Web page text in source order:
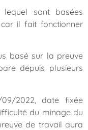
sont basées
il fait fonctionner
basé sur la preuve
depuis plusieurs
2022, date fixée
du minage du
de travail aura